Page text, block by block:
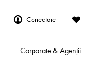
Conectare
Corporate & Agenții